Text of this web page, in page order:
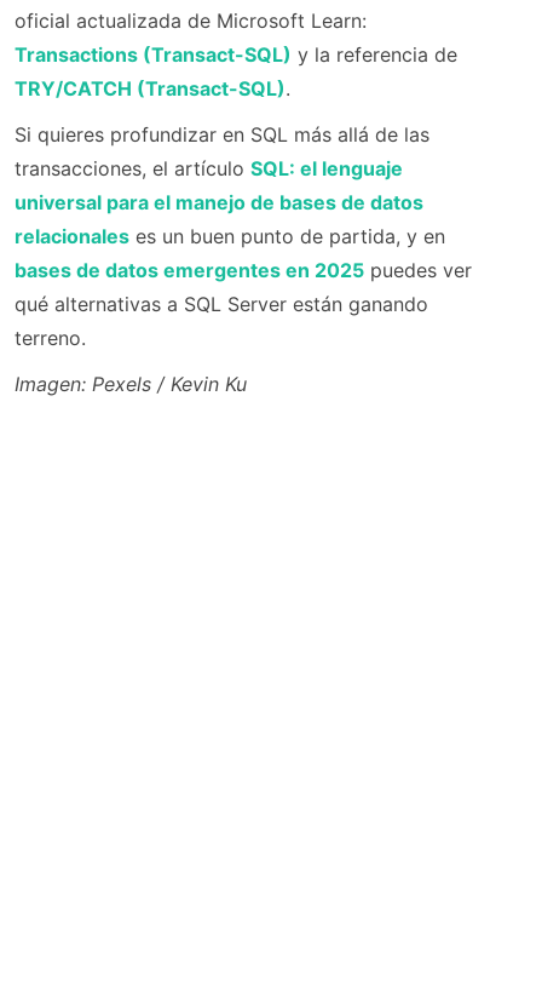
oficial actualizada de Microsoft Learn:
Transactions (Transact-SQL) y la referencia de
TRY/CATCH (Transact-SQL).
Si quieres profundizar en SQL más allá de las
transacciones, el artículo SQL: el lenguaje
universal para el manejo de bases de datos
relacionales es un buen punto de partida, y en
bases de datos emergentes en 2025 puedes ver
qué alternativas a SQL Server están ganando
terreno.
Imagen: Pexels / Kevin Ku